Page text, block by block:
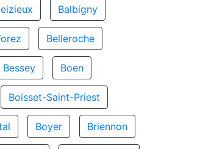
Balbigny
Belleroche
Bessey Boen
Boisset-Saint-Priest
Boyer Briennon